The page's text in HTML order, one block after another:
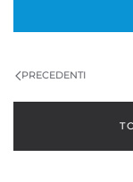
PRECEDENTI